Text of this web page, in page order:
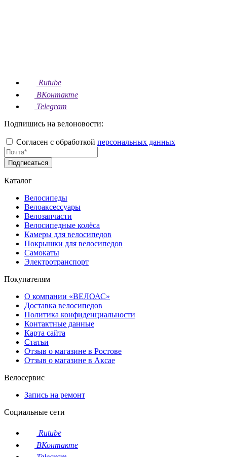
Rutube
ВКонтакте
Telegram
Подпишись на велоновости:
Согласен с обработкой персональных данных
Подписаться
Каталог
Велосипеды
Велоаксессуары
Велозапчасти
Велосипедные колёса
Камеры для велосипедов
Покрышки для велосипедов
Самокаты
Электротранспорт
Покупателям
О компании «ВЕЛОАС»
Доставка велосипедов
Политика конфиденциальности
Контактные данные
Карта сайта
Статьи
Отзыв о магазине в Ростове
Отзыв о магазине в Аксае
Велосервис
Запись на ремонт
Социальные сети
Rutube
ВКонтакте